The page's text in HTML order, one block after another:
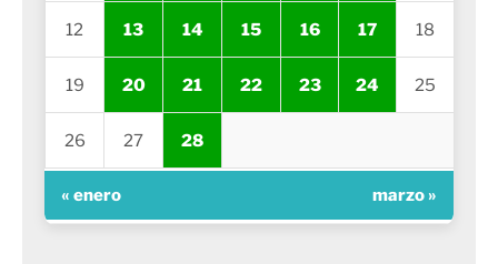
12 13 14 15 16 17 18
19 20 21 22 23 24 25
26 27 28
« enero marzo »